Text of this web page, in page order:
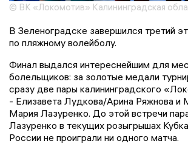
© ВК «Локомотив» Калининградская
В Зеленоградске завершился третий
по пляжному волейболу.
Финал выдался интереснейшим для
болельщиков: за золотые медали
сразу две пары калининградского
- Елизавета Лудкова/Арина Ряжнова и
Мария Лазуренко. До этой встречи
Лазуренко в текущих розыгрышах
России не проиграли ни одного матча.